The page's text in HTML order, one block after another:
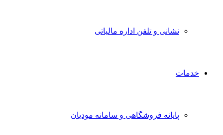
نشانی و تلفن اداره مالیاتی
خدمات
پایانه فروشگاهی و سامانه مودیان